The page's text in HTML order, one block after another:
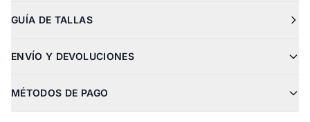
GUÍA DE TALLAS
ENVÍO Y DEVOLUCIONES
MÉTODOS DE PAGO